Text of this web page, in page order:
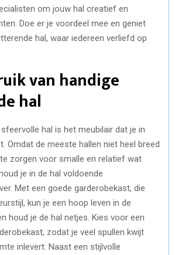
om jouw hal creatief en
Doe er je voordeel mee en geniet
hal, waar iedereen verliefd op
van handige
hal
hal is het meubilair dat je in
Omdat de meeste hallen niet heel breed
zorgen voor smalle en relatief wat
je in de hal voldoende
Met een goede garderobekast, die
kun je een hoop leven in de
houd je de hal netjes. Kies voor een
zodat je veel spullen kwijt
inlevert. Naast een stijlvolle